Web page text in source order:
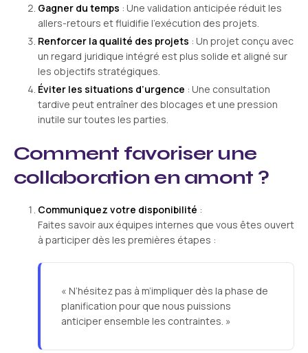
Gagner du temps : Une validation anticipée réduit les
allers-retours et fluidifie l’exécution des projets.
Renforcer la qualité des projets : Un projet conçu avec
un regard juridique intégré est plus solide et aligné sur
les objectifs stratégiques.
Éviter les situations d’urgence : Une consultation
tardive peut entraîner des blocages et une pression
inutile sur toutes les parties.
Comment favoriser une
collaboration en amont ?
Communiquez votre disponibilité :
Faites savoir aux équipes internes que vous êtes ouvert
à participer dès les premières étapes :
« N’hésitez pas à m’impliquer dès la phase de
planification pour que nous puissions
anticiper ensemble les contraintes. »